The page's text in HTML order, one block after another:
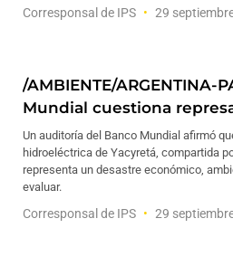
Corresponsal de IPS 29
/AMBIENTE/ARGENTINA-
Mundial cuestiona
Un auditoría del Banco Mundial afirmó
hidroeléctrica de Yacyretá, compartida
representa un desastre económico,
evaluar.
Corresponsal de IPS 29